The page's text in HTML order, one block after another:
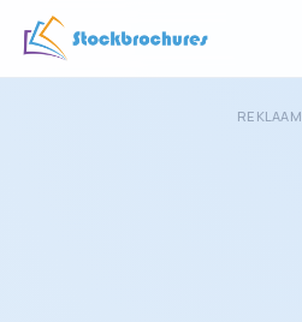
REKLAAM